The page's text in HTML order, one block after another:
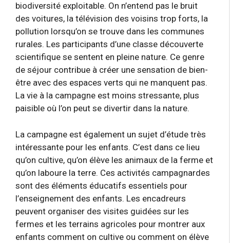
biodiversité exploitable. On n’entend pas le bruit
des voitures, la télévision des voisins trop forts, la
pollution lorsqu’on se trouve dans les communes
rurales. Les participants d’une classe découverte
scientifique se sentent en pleine nature. Ce genre
de séjour contribue à créer une sensation de bien-
être avec des espaces verts qui ne manquent pas.
La vie à la campagne est moins stressante, plus
paisible où l’on peut se divertir dans la nature.
La campagne est également un sujet d’étude très
intéressante pour les enfants. C’est dans ce lieu
qu’on cultive, qu’on élève les animaux de la ferme et
qu’on laboure la terre. Ces activités campagnardes
sont des éléments éducatifs essentiels pour
l’enseignement des enfants. Les encadreurs
peuvent organiser des visites guidées sur les
fermes et les terrains agricoles pour montrer aux
enfants comment on cultive ou comment on élève